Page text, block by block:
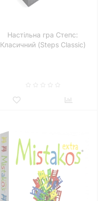
Настільна гра Степс:
Класичний (Steps Classic)